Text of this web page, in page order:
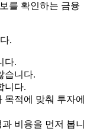
를 확인하는 금융
.
다.
습니다.
니다.
적에 맞춰 투자에
비용을 먼저 봅니